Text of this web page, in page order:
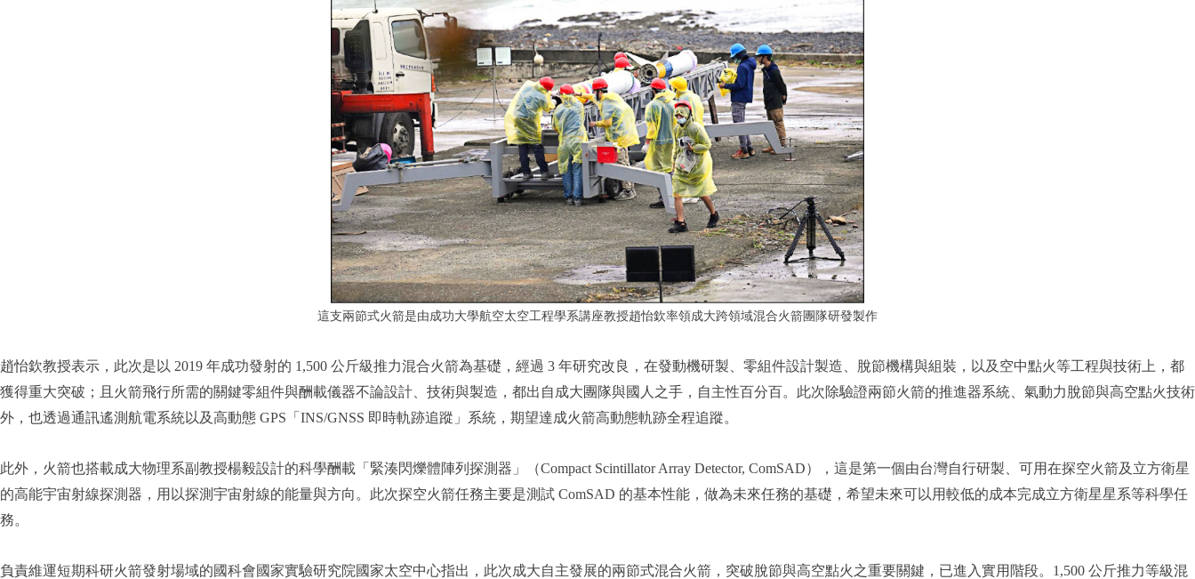
這支兩節式火箭是由成功大學航空太空工程學系講座教授趙怡欽率領成大跨領域混合火箭團隊研發製作
趙怡欽教授表示，此次是以 2019 年成功發射的 1,500 公斤級推力混合火箭為基礎，經過 3 年研究改良，在發動機研製、零組件設計製造、脫節機構與組裝，以及空中點火等工程與技術上，都
獲得重大突破；且火箭飛行所需的關鍵零組件與酬載儀器不論設計、技術與製造，都出自成大團隊與國人之手，自主性百分百。此次除驗證兩節火箭的推進器系統、氣動力脫節與高空點火技術
外，也透過通訊遙測航電系統以及高動態 GPS「INS/GNSS 即時軌跡追蹤」系統，期望達成火箭高動態軌跡全程追蹤。
此外，火箭也搭載成大物理系副教授楊毅設計的科學酬載「緊湊閃爍體陣列探測器」（Compact Scintillator Array Detector, ComSAD），這是第一個由台灣自行研製、可用在探空火箭及立方衛星
的高能宇宙射線探測器，用以探測宇宙射線的能量與方向。此次探空火箭任務主要是測試 ComSAD 的基本性能，做為未來任務的基礎，希望未來可以用較低的成本完成立方衛星星系等科學任
務。
負責維運短期科研火箭發射場域的國科會國家實驗研究院國家太空中心指出，此次成大自主發展的兩節式混合火箭，突破脫節與高空點火之重要關鍵，已進入實用階段。1,500 公斤推力等級混